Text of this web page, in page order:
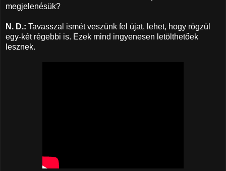
megjelenésük?
N. D.: Tavasszal ismét veszünk fel újat, lehet, hogy rögzül
egy-két régebbi is. Ezek mind ingyenesen letölthetőek
lesznek.